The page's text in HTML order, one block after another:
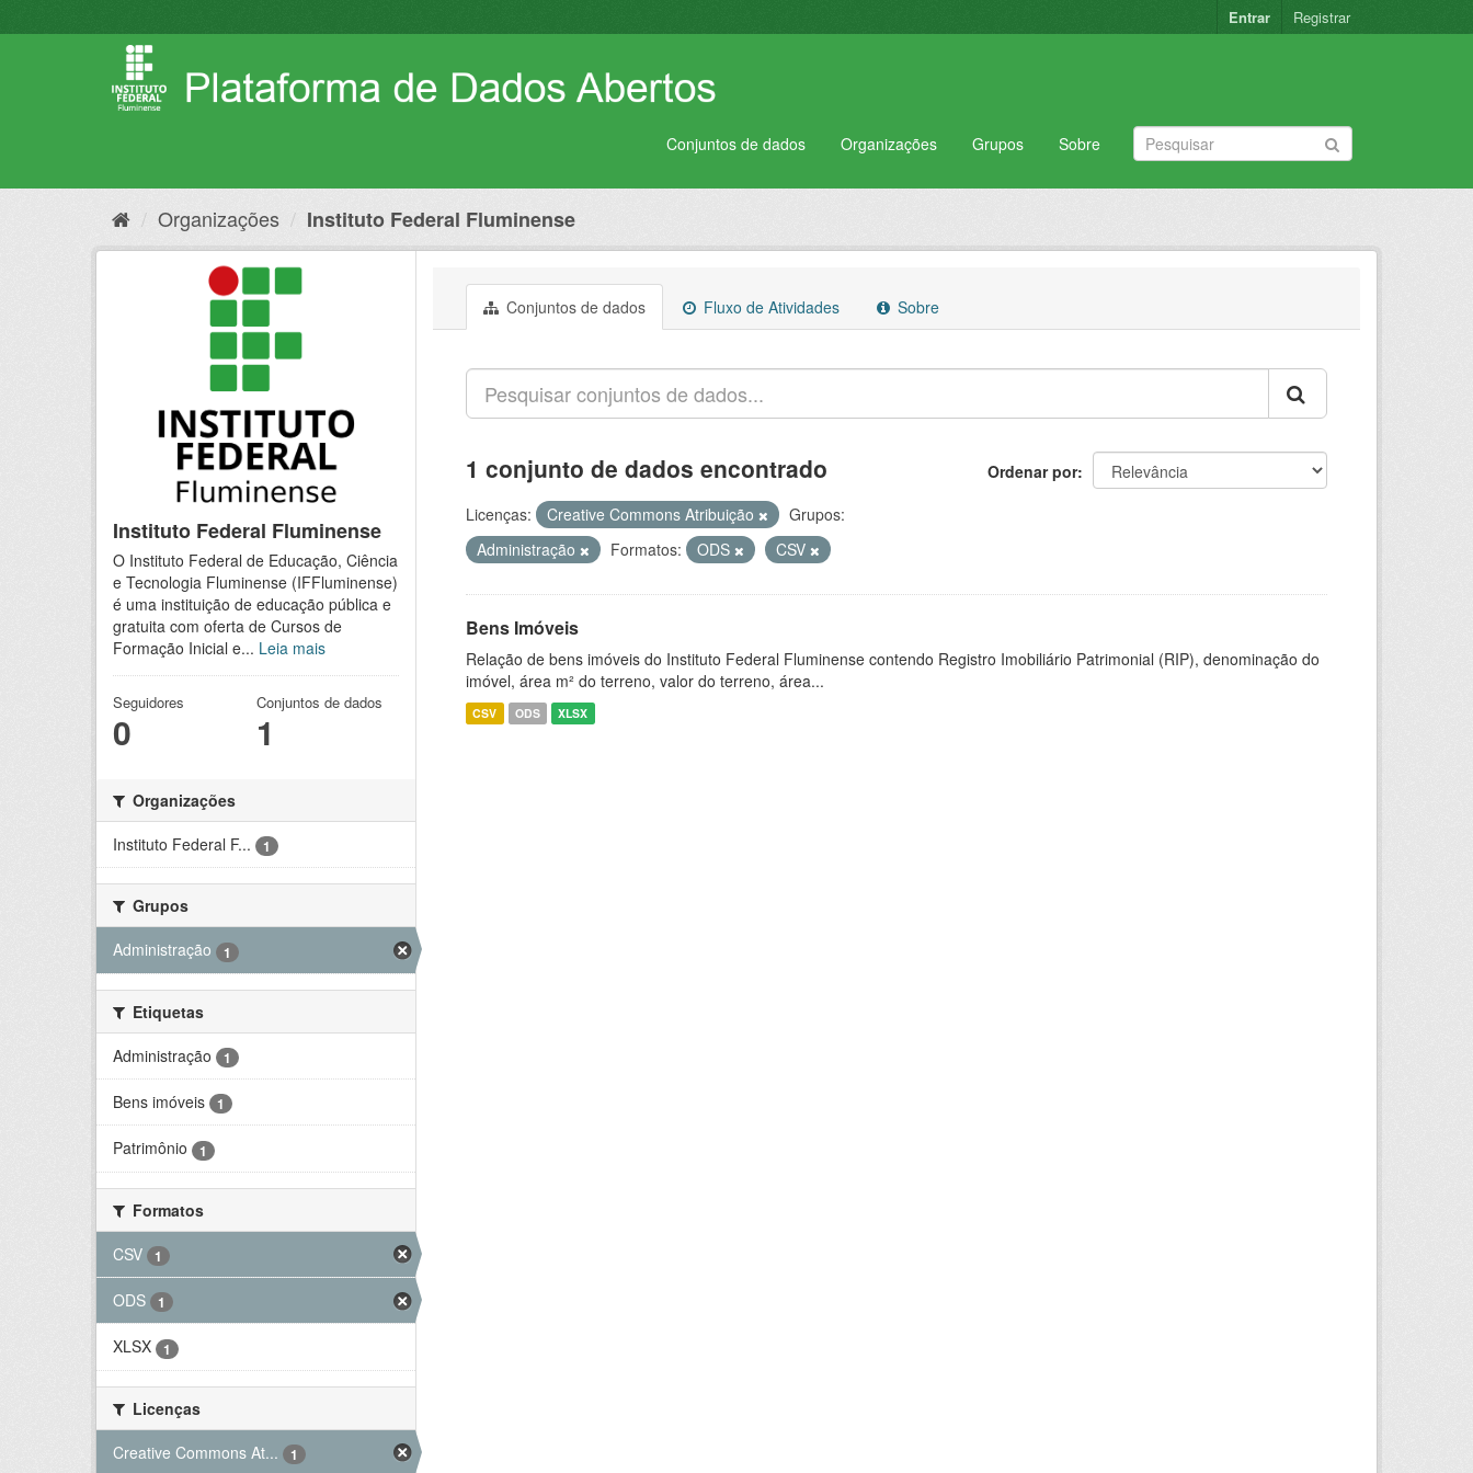
para
Entrar Registrar
Conjuntos de dados Organizações Grupos Sobre
Organizações Instituto Federal Fluminense
Instituto Federal Fluminense
O Instituto Federal de Educação, Ciência
e Tecnologia Fluminense (IFFluminense)
é uma instituição de educação pública e
gratuita com oferta de Cursos de
Formação Inicial e... Leia mais
Seguidores
0
Conjuntos de dados
1
Organizações
Instituto Federal F...
1
Grupos
Administração
1
Etiquetas
Administração
1
Bens imóveis 1
Patrimônio 1
Formatos
CSV
1
ODS 1
XLSX 1
Licenças
Creative Commons At...
1
Conjuntos de dados Fluxo de Atividades Sobre
Ordenar por
1 conjunto de dados encontrado
Licenças: Creative Commons Atribuição
Grupos:
Administração
Formatos: ODS CSV
Bens Imóveis
Relação de bens imóveis do Instituto Federal Fluminense contendo Registro Imobiliário Patrimonial (RIP), denominação do
imóvel, área m² do terreno, valor do terreno, área...
CSV ODS XLSX